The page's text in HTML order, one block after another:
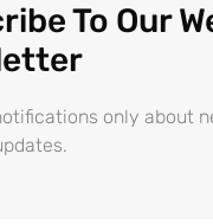
To Our
only about